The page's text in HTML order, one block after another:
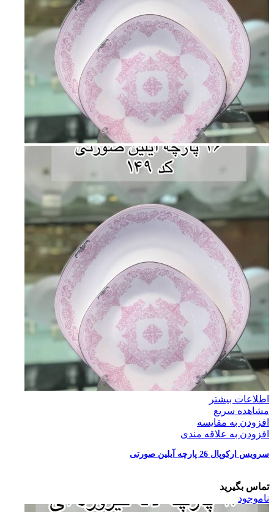
اطلاعات بیشتر
مشاهده سریع
افزودن به مقایسه
افزودن به علاقه مندی
سرویس ارکوپال 26 پارچه آیلین صورتی
تماس بگیرید
ناموجود